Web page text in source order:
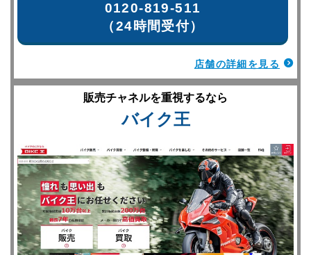
0120-819-511
（24時間受付）
店舗の詳細を見る
販売チャネルを重視するなら
バイク王